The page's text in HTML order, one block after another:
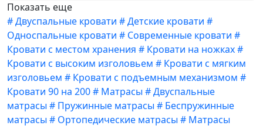
Показать еще
#Двуспальные кровати #Детские кровати #
Односпальные кровати # Современные кровати #
Кровати с местом хранения # Кровати на ножках#
Кровати с высоким изголовьем # Кровати с мягким
изголовьем # Кровати с подъемным механизмом #
Кровати 90 на 200# Матрасы #Двуспальные
матрасы # Пружинные матрасы # Беспружинные
матрасы # Ортопедические матрасы # Матрасы